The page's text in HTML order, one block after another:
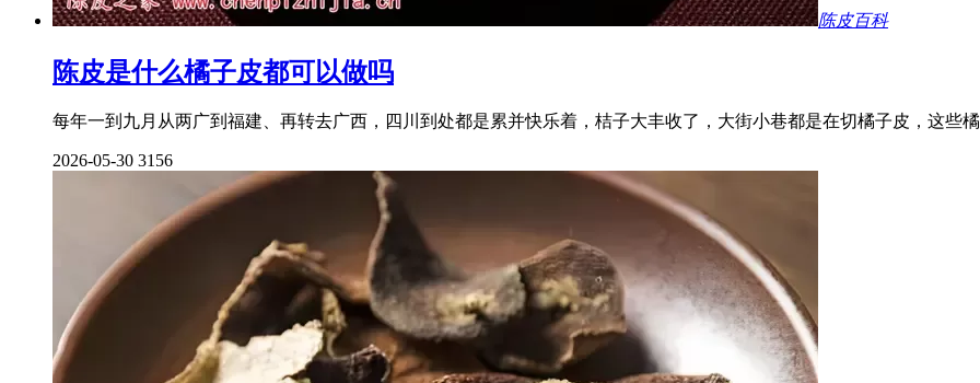
陈皮百科
陈皮是什么橘子皮都可以做吗
每年一到九月从两广到福建、再转去广西，四川到处都是累并快乐着，桔子大丰收了，大街小巷都是在切橘子皮，这些
2026-05-30 3156